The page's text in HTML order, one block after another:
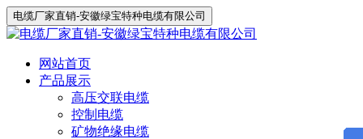
电缆厂家直销-安徽绿宝特种电缆有限公司
网站首页
产品展示
高压交联电缆
控制电缆
矿物绝缘电缆